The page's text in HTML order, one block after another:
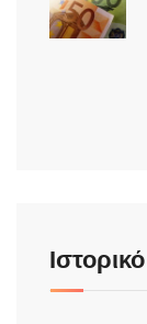
Ιστορικό